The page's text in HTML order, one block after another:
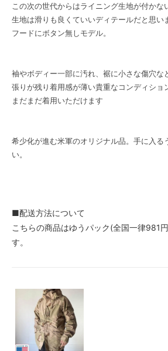
この次の世代からはライニング生地が付かな
生地は滑りも良くていいディテールだと思い
フードにボタン無しモデル。
袖やボディー一部に汚れ、裾に小さな傷穴な
張りが残り着用感が薄い貴重なコンディショ
まだまだ着用いただけます
希少化が進む米軍のオリジナル品。手に入る
い。
■配送方法について
こちらの商品はゆうパック(全国一律981
す。